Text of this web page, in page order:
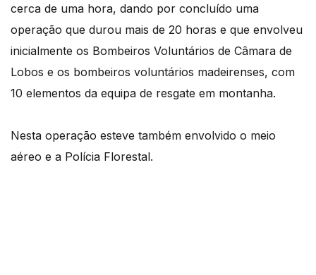
cerca de uma hora, dando por concluído uma
operação que durou mais de 20 horas e que envolveu
inicialmente os Bombeiros Voluntários de Câmara de
Lobos e os bombeiros voluntários madeirenses, com
10 elementos da equipa de resgate em montanha.
Nesta operação esteve também envolvido o meio
aéreo e a Polícia Florestal.